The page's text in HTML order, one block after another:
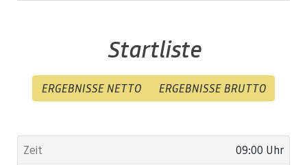
Startliste
ERGEBNISSE NETTO ERGEBNISSE BRUTTO
09:00 Uhr